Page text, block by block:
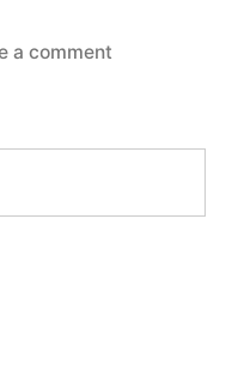
a commenton
5